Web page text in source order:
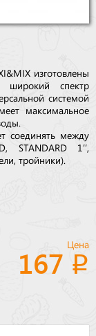
изготовлены
широкий спектр
системой
максимальное
соединять между
STANDARD 1’’,
тройники).
Цена
167